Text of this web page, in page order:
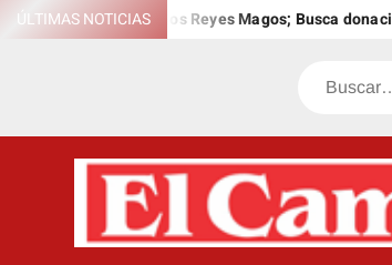
Saltar
ÚLTIMAS NOTICIAS
Día Anual de los Reyes Magos; Busca
Buscar